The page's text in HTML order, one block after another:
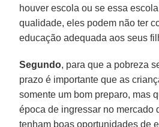
houver escola ou se essa
qualidade, eles podem não ter
educação adequada aos seus
Segundo, para que a pobreza
prazo é importante que as
somente um bom preparo, mas
época de ingressar no mercado
tenham boas oportunidades de